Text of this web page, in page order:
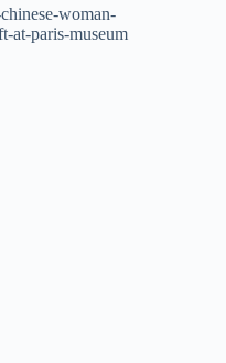
woman-
at-paris-museum